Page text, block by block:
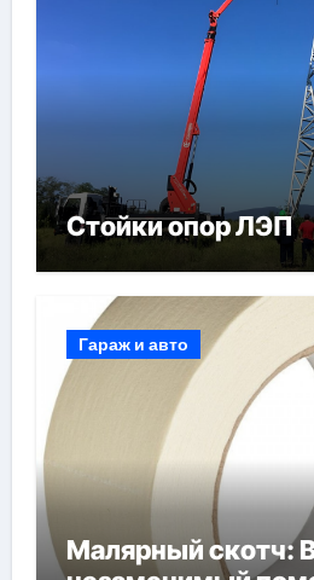
Стойки опор ЛЭП
Гараж и авто
Малярный скотч: